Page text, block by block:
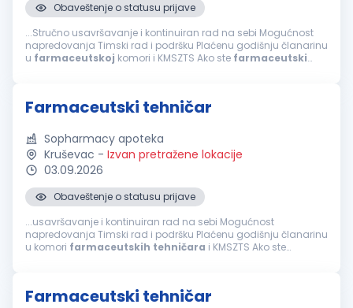
Obaveštenje o statusu prijave
...Stručno usavršavanje i kontinuiran rad na sebi Mogućnost
napredovanja Timski rad i podršku Plaćenu godišnju članarinu
u farmaceutskoj komori i KMSZTS Ako ste farmaceutski
Farmaceutski tehničar
Sopharmacy apoteka
Kruševac - Izvan pretražene lokacije
03.09.2026
Obaveštenje o statusu prijave
...usavršavanje i kontinuiran rad na sebi Mogućnost
napredovanja Timski rad i podršku Plaćenu godišnju članarinu
u komori farmaceutskih tehničara
i KMSZTS Ako ste
Farmaceutski tehničar